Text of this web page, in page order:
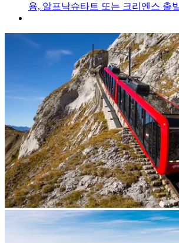
용, 알프낙슈타트 또는 크리엔스 출